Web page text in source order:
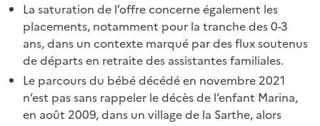
La saturation de l’offre concerne également les
placements, notamment pour la tranche des 0-3
ans, dans un contexte marqué par des flux soutenus
de départs en retraite des assistantes familiales.
Le parcours du bébé décédé en novembre 2021
n’est pas sans rappeler le décès de l’enfant Marina,
en août 2009, dans un village de la Sarthe, alors